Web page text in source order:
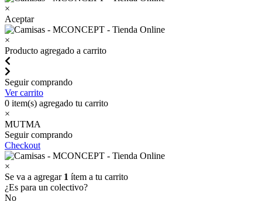
×
Aceptar
×
Producto agregado a carrito
Seguir comprando
Ver carrito
0 item(s) agregado tu carrito
×
MUTMA
Seguir comprando
Checkout
×
Se va a agregar 1 ítem a tu carrito
¿Es para un colectivo?
No